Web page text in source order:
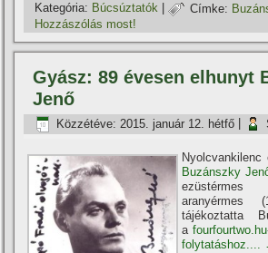
Kategória: Búcsúztatók | Címke:
Hozzászólás most!
Gyász: 89 évesen elhunyt
Jenő
Közzétéve: 2015. január 12. hétfő
Buzánszky
aranyérmes
tájékoztatta
a fourfourtwo.hu
folytatáshoz....